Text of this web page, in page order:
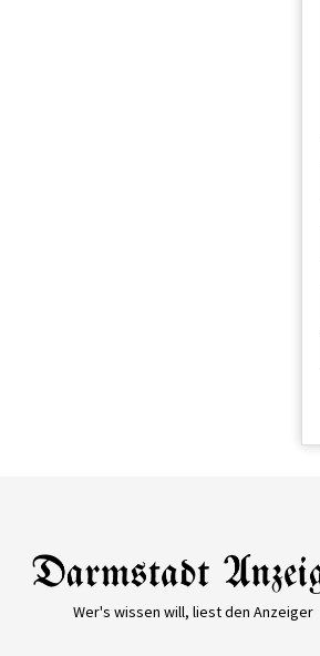
Wer's wissen will, liest den Anzeiger